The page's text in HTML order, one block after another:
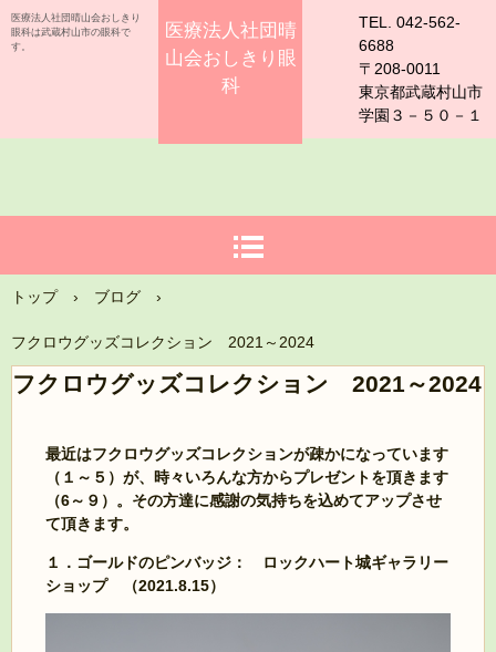
医療法人社団晴
山会おしきり眼
科
医療法人社団晴山会おしきり
眼科は武蔵村山市の眼科で
す。
TEL. 042-562-
6688
〒208-0011
東京都武蔵村山市
学園３－５０－１
トップ › ブログ ›
フクロウグッズコレクション 2021～2024
フクロウグッズコレクション 2021～2024
最近はフクロウグッズコレクションが疎かになっています
（１～５）が、時々いろんな方からプレゼントを頂きます
（6～９）。その方達に感謝の気持ちを込めてアップさせ
て頂きます。
１．ゴールドのピンバッジ： ロックハート城ギャラリー
ショップ （2021.8.15）